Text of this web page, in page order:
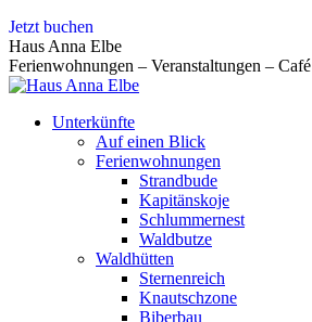
Zum
Inhalt
springen
Jetzt buchen
Haus Anna Elbe
Ferienwohnungen – Veranstaltungen – Café
Unterkünfte
Auf einen Blick
Ferienwohnungen
Strandbude
Kapitänskoje
Schlummernest
Waldbutze
Waldhütten
Sternenreich
Knautschzone
Biberbau